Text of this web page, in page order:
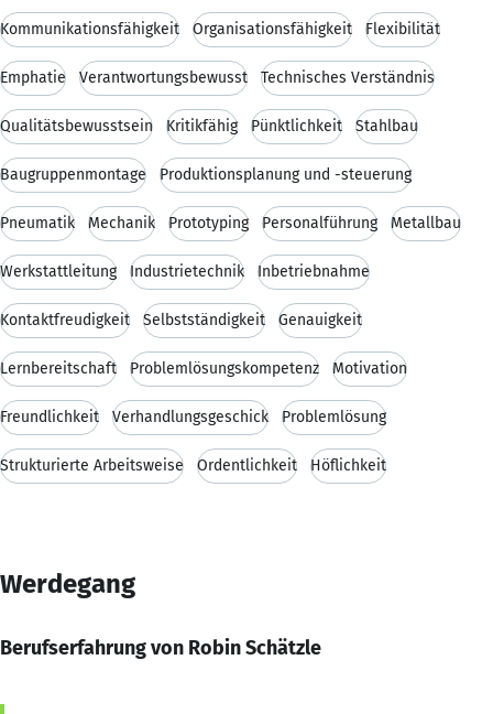
Kommunikationsfähigkeit Organisationsfähigkeit Flexibilität
Emphatie Verantwortungsbewusst Technisches Verständnis
Qualitätsbewusstsein Kritikfähig Pünktlichkeit Stahlbau
Baugruppenmontage Produktionsplanung und -steuerung
Pneumatik Mechanik Prototyping Personalführung Metallbau
Werkstattleitung Industrietechnik Inbetriebnahme
Kontaktfreudigkeit Selbstständigkeit Genauigkeit
Lernbereitschaft Problemlösungskompetenz Motivation
Freundlichkeit Verhandlungsgeschick Problemlösung
Strukturierte Arbeitsweise Ordentlichkeit Höflichkeit
Werdegang
Berufserfahrung von Robin Schätzle